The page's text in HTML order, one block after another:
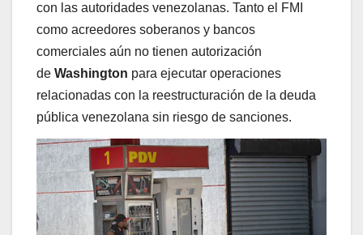
con las autoridades venezolanas. Tanto el FMI
como acreedores soberanos y bancos
comerciales aún no tienen autorización
de Washington para ejecutar operaciones
relacionadas con la reestructuración de la deuda
pública venezolana sin riesgo de sanciones.